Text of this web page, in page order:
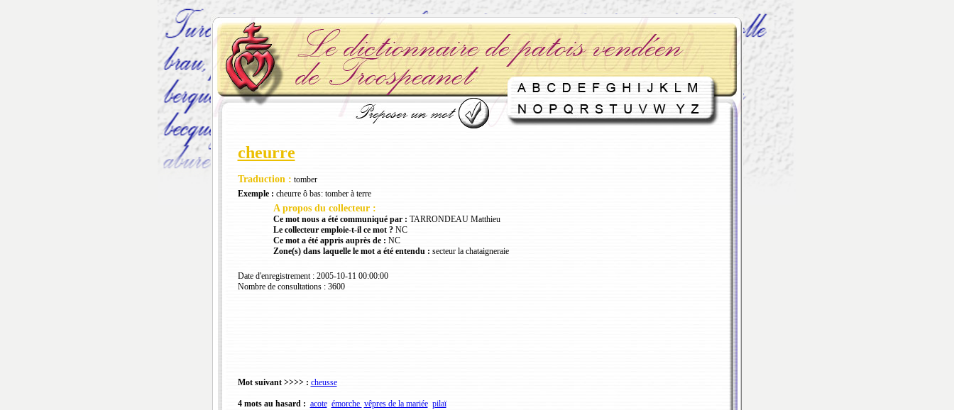
cheurre
Traduction : tomber
Exemple : cheurre ô bas: tomber à terre
A propos du collecteur :
Ce mot nous a été communiqué par : TARRONDEAU Matthieu
Le collecteur emploie-t-il ce mot ?NC
Ce mot a été appris auprès de : NC
Zone(s) dans laquelle le mot a été entendu : secteur la chataigneraie
Date d'enregistrement : 2005-10-11 00:00:00
Nombre de consultations : 3600
Mot suivant >>>> : cheusse
4 mots au hasard : acote émorche vêpres de la mariée pilaï